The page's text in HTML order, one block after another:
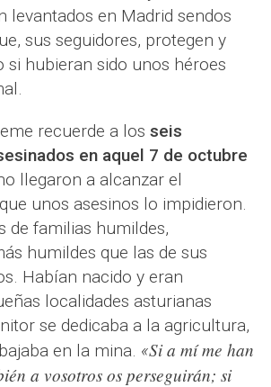
levantados en Madrid sendos
sus seguidores, protegen y
si hubieran sido unos héroes
recuerde a los seis
en aquel 7 de octubre
llegaron a alcanzar el
unos asesinos lo impidieron.
de familias humildes,
humildes que las de sus
Habían nacido y eran
localidades asturianas
se dedicaba a la agricultura,
en la mina. «Si a mí me han
a vosotros os perseguirán; si